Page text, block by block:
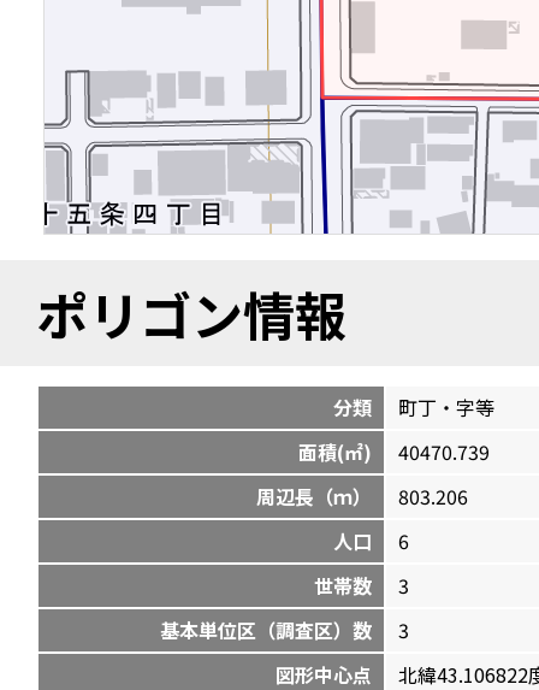
ポリゴン情報
分類
町丁・字等
面積(㎡)
40470.739
周辺長（ｍ）
803.206
人口
6
世帯数
3
基本単位区（調査区）数
3
図形中心点
北緯43.106822